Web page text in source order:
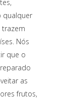
qualquer
trazem
Nós
que o
as
frutos,